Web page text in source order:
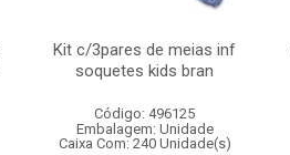
Kit c/3pares de meias inf
soquetes kids bran
Código: 496125
Embalagem: Unidade
Caixa Com: 240 Unidade(s)